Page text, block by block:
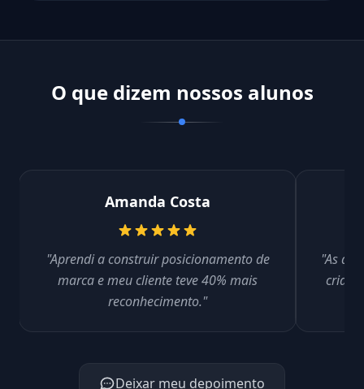
O que dizem nossos alunos
Amanda Costa
"Aprendi a construir posicionamento de
marca e meu cliente teve 40% mais
reconhecimento."
"As
criar
Deixar meu depoimento